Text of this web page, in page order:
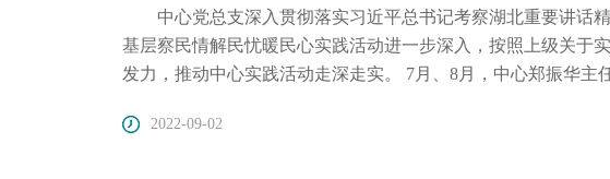
中心党总支深入贯彻落实习近平总书记考察湖北重要讲话
基层察民情解民忧暖民心实践活动进一步深入，按照上级关于
发力，推动中心实践活动走深走实。 7月、8月，中心郑振华主
门情况，与企业进行了分析交流，并提出解决思路和办理路径
2022-09-02